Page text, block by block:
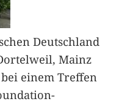
Deutschland
Mainz
einem Treffen